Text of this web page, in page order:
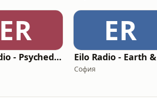
ER
Eilo Radio - Psychedelic Radio
ER
София